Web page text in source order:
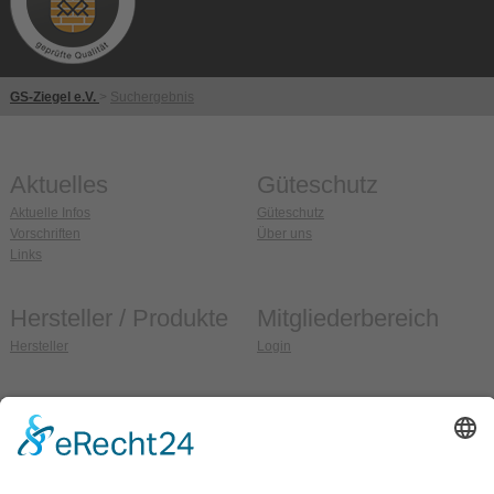
GS-Ziegel e.V. Suchergebnis
Aktuelles
Aktuelle Infos
Vorschriften
Links
Güteschutz
Güteschutz
Über uns
Hersteller / Produkte
Hersteller
Mitgliederbereich
Login
Anschrift
Güteschutz Ziegel e.V.
Weidehofstraße 15
So erreichen Sie uns